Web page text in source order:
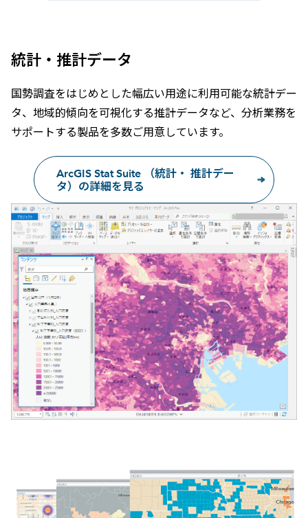
統計・推計データ
国勢調査をはじめとした幅広い用途に利用可能な統計デー
タ、地域的傾向を可視化する推計データなど、分析業務を
サポートする製品を多数ご用意しています。
ArcGIS Stat Suite （統計・ 推計デー
タ）の詳細を見る